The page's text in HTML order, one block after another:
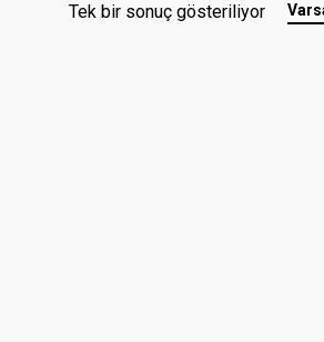
Tek bir sonuç gösteriliyor